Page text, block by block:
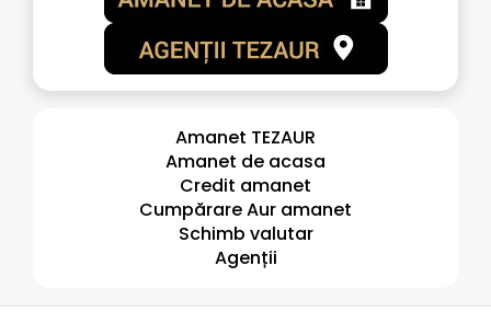
Amanet TEZAUR
Amanet de acasa
Credit amanet
Cumpărare Aur amanet
Schimb valutar
Agenții